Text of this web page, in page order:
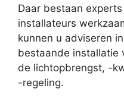
Daar bestaan
installateurs
kunnen u adviseren
bestaande installatie
de lichtopbrengst, -
-regeling.